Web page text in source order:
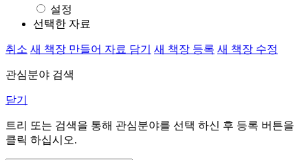
설정
선택한 자료
취소 새 책장 만들어 자료 담기 새 책장 등록 새 책장 수정
관심분야 검색
닫기
트리 또는 검색을 통해 관심분야를 선택 하신 후 등록 버튼을
클릭 하십시오.